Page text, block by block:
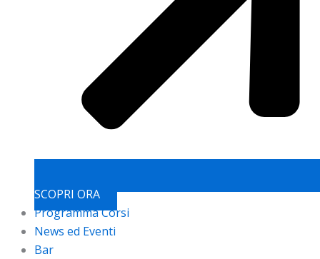
SCOPRI ORA
Programma Corsi
News ed Eventi
Bar